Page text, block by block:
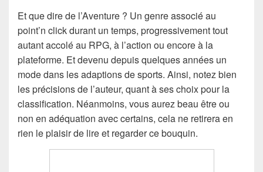
Et que dire de l’Aventure ? Un genre associé au
point’n click durant un temps, progressivement tout
autant accolé au RPG, à l’action ou encore à la
plateforme. Et devenu depuis quelques années un
mode dans les adaptions de sports. Ainsi, notez bien
les précisions de l’auteur, quant à ses choix pour la
classification. Néanmoins, vous aurez beau être ou
non en adéquation avec certains, cela ne retirera en
rien le plaisir de lire et regarder ce bouquin.